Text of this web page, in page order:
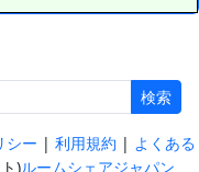
検索
シー | 利用規約 | よくある
)ルームシェアジャパン